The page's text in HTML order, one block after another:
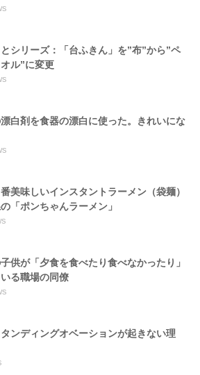
シリーズ：「台ふきん」を”布”から”ペ
ル”に変更
白剤を食器の漂白に使った。きれいにな
美味しいインスタントラーメン（袋麺）
「ポンちゃんラーメン」
供が「夕食を食べたり食べなかったり」
る職場の同僚
ンディングオベーションが起きない理